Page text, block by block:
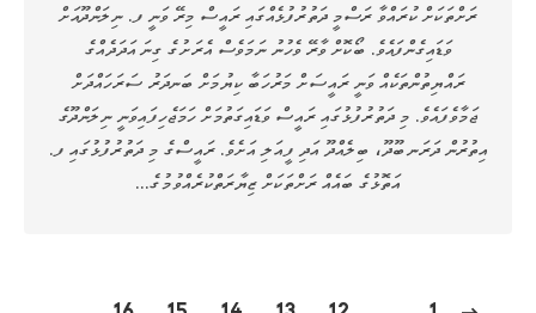
ރަށްތަކަށް ކުރައްވާ ރަސްމީ ދަތުރުފުޅެއްގައި ރައީސް މިރޭ ވަނީ ފ. ނިލަންދޫއަށް
ވަޑައިގެންފައެވެ. ބޯކޮށް ވާރޭ ވެހުނު ނަމަވެސް އެރަށުގެ ގިނަ އަދަދެއްގެ
ރައްޔިތުންތަކެއް ވަނީ ރައީސަށް މަރުހަބާ ކިޔުމަށް ބަނދަރު ސަރަހައްދަށް
ޖަމާވެފައެވެ. މި ދަތުރުފުޅުގައި ރައީސް ވަޑައިގަތުމަށް ހަމަޖެހިފައިވަނީ ނިލަންދޫގެ
އިތުރުން ދަރަނބޫދޫ، ބިލެއްދޫ އަދި ފީއަލި އަށެވެ. ރައީސްގެ މި ދަތުރުފުޅުގައި ފ.
އަތޮޅުގެ ބައެއް ރަށްތަކަށް ޒިޔާރަތްކުރެއްވުމުގެ…